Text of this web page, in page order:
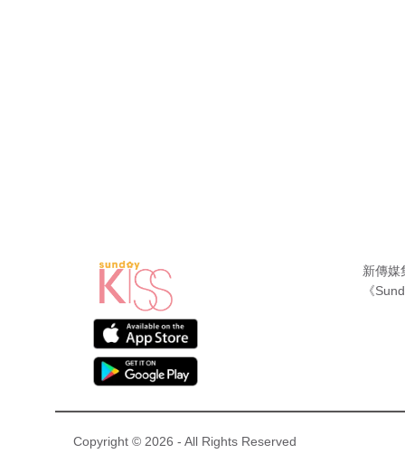
新傳媒
《
Copyright © 2026 - All Rights Reserved